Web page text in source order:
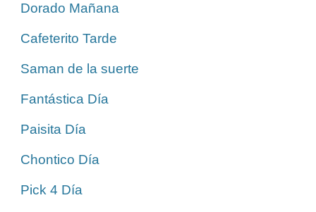
Dorado Mañana
Cafeterito Tarde
Saman de la suerte
Fantástica Día
Paisita Día
Chontico Día
Pick 4 Día